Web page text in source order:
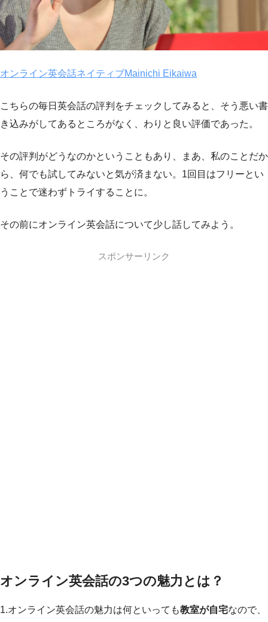
オンライン英会話ネイティブMainichi Eikaiwa
こちらの毎日英会話の評判をチェックしてみると、そう悪い書
き込みがしてあるところがなく、わりと良い評価であった。
その評判がどうなのかということもあり、まあ、私のことだか
ら、何でも試してみないと気が済まない。1回目はフリーとい
うことで迷わずトライすることに。
その前にオンライン英会話について少し話してみよう。
スポンサーリンク
オンライン英会話の3つの魅力とは？
1.オンライン英会話の魅力は何といっても教室が自宅なので、